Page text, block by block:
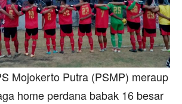
Mojokerto Putra (PSMP) meraup
home perdana babak 16 besar